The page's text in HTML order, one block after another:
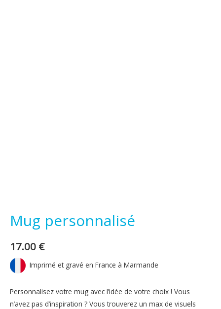
Mug personnalisé
17.00 €
Imprimé et gravé en France à Marmande
Personnalisez votre mug avec l’idée de votre choix ! Vous
n’avez pas d’inspiration ? Vous trouverez un max de visuels